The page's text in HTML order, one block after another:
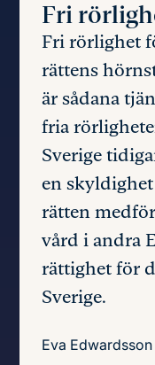
Fri
Fri rörlighet
rättens
är sådana
fria
Sverige
en
rätten
vård i andra
rättighet för
Sverige.
Eva Edwardsson